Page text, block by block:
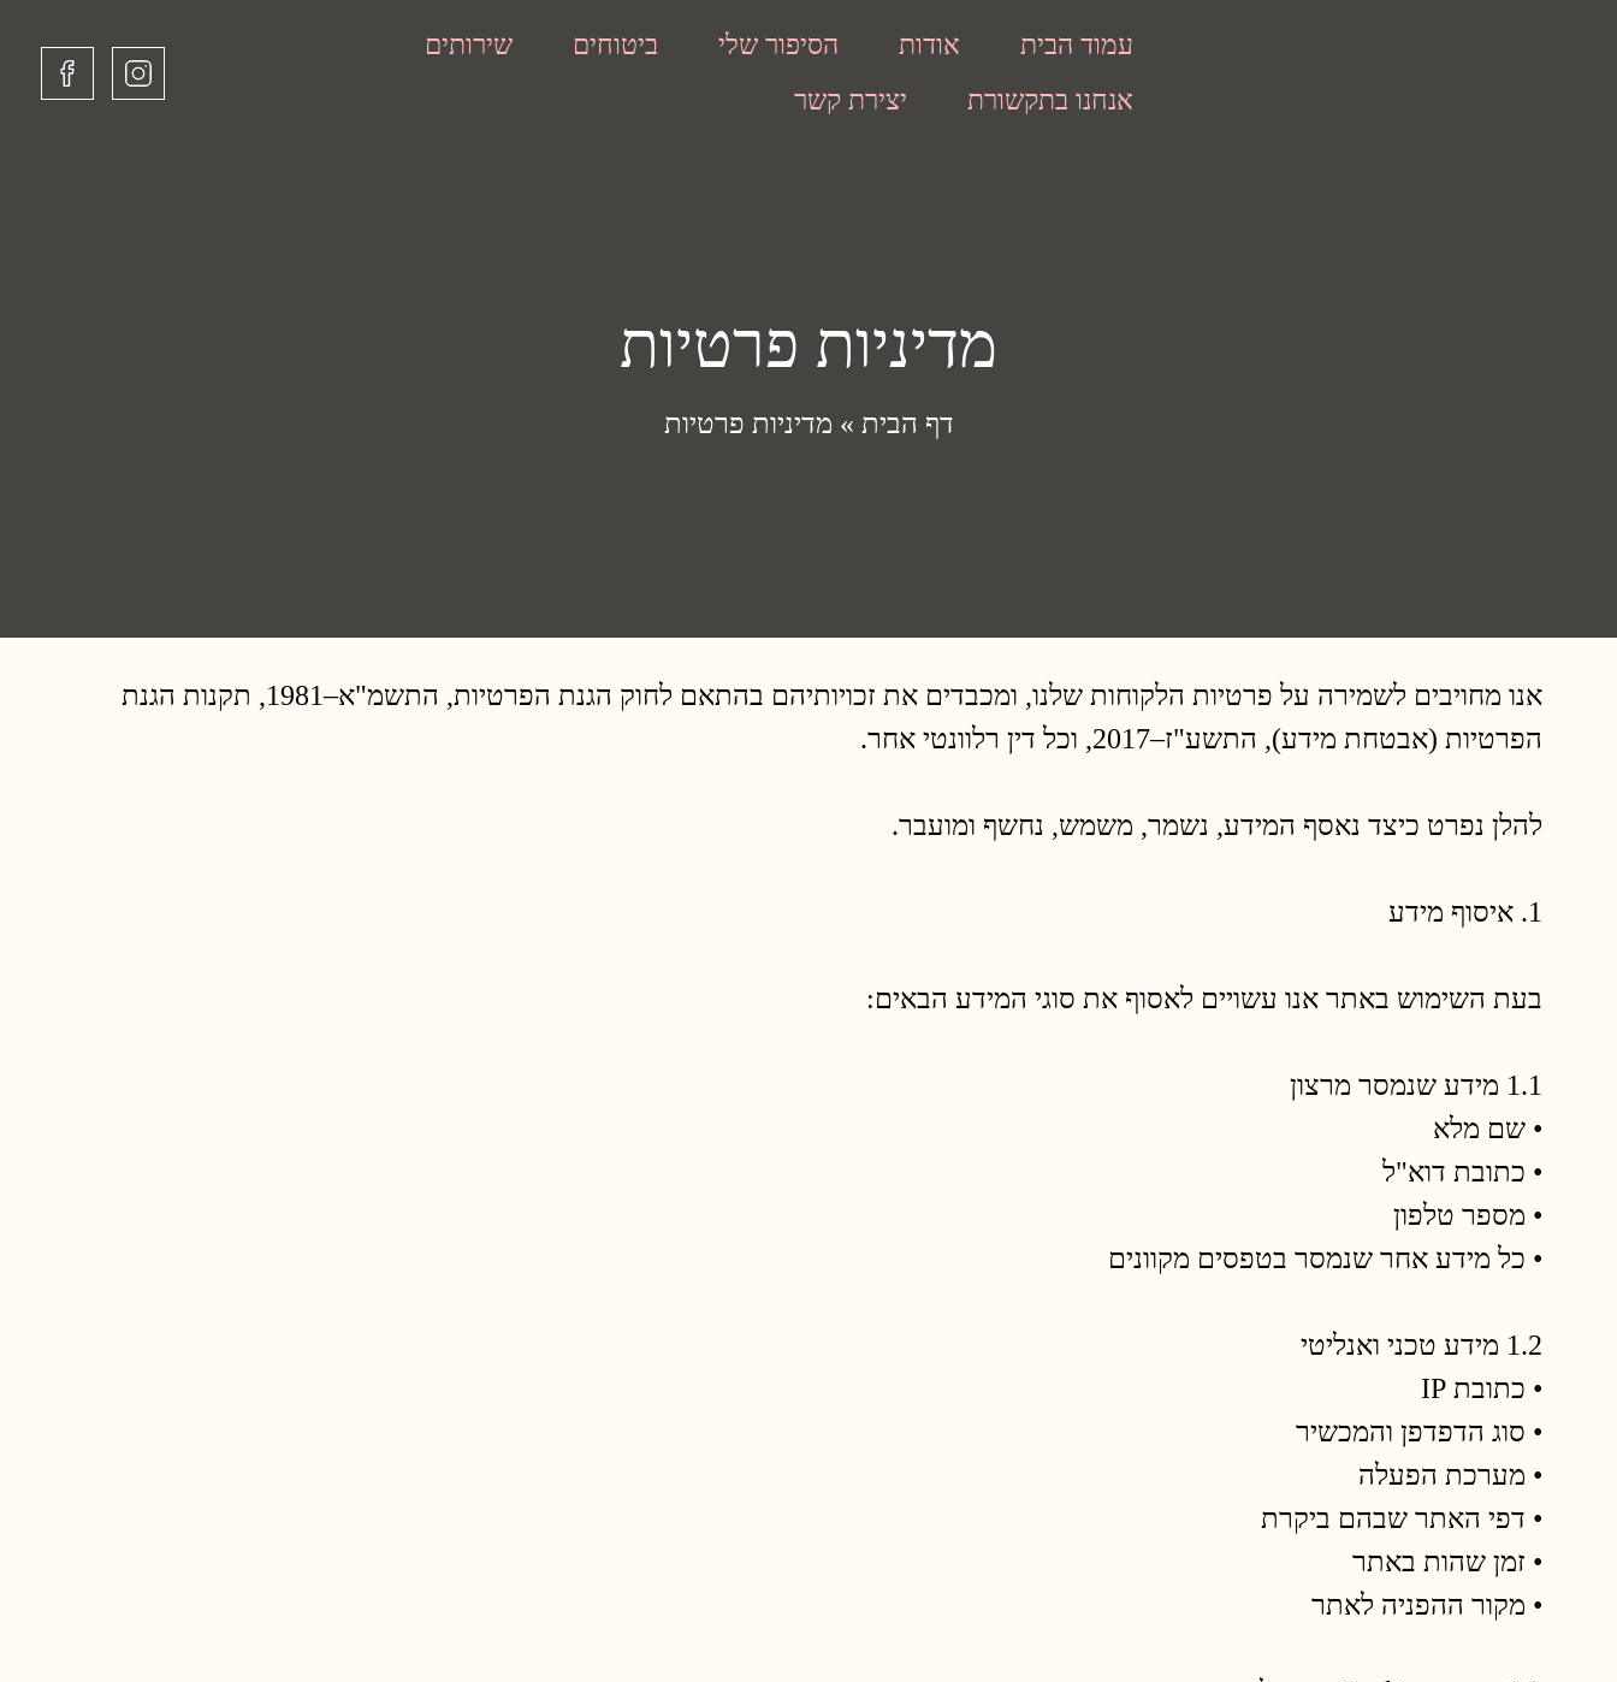
עמוד הבית אודות הסיפור שלי ביטוחים
שירותים
אנחנו בתקשורת
יצירת קשר
מדיניות פרטיות
דף הבית » מדיניות פרטיות
אנו מחויבים לשמירה על פרטיות הלקוחות שלנו, ומכבדים את זכויותיהם בהתאם לחוק הגנת הפרטיות, התשמ"א–1981, תקנות הגנת
הפרטיות (אבטחת מידע), התשע"ז–2017, וכל דין רלוונטי אחר.
להלן נפרט כיצד נאסף המידע, נשמר, משמש, נחשף ומועבר.
1. איסוף מידע
בעת השימוש באתר אנו עשויים לאסוף את סוגי המידע הבאים:
1.1 מידע שנמסר מרצון
• שם מלא
• כתובת דוא"ל
• מספר טלפון
• כל מידע אחר שנמסר בטפסים מקוונים
1.2 מידע טכני ואנליטי
• כתובת IP
• סוג הדפדפן והמכשיר
• מערכת הפעלה
• דפי האתר שבהם ביקרת
• זמן שהות באתר
• מקור ההפניה לאתר